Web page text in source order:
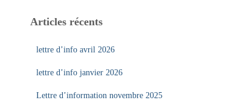
Articles récents
lettre d’info avril 2026
lettre d’info janvier 2026
Lettre d’information novembre 2025